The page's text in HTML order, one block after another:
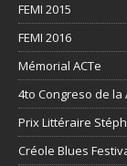
FEMI 2015
FEMI 2016
Mémorial ACTe
4to Congreso de la
Prix Littéraire
Créole Blues